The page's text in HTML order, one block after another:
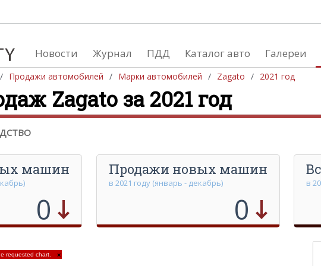
Новости Журнал ПДД Каталог авто Галереи
Продажи автомобилей Марки автомобилей Zagato 2021 год
Zagato за 2021 год
Южная Америка
Африка
Производство
Европа
Азия
машин
0
Продажи новых машин
в 2021 году (январь - декабрь)
0
в
requested chart. ×